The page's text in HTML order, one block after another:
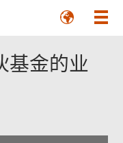
基金的业